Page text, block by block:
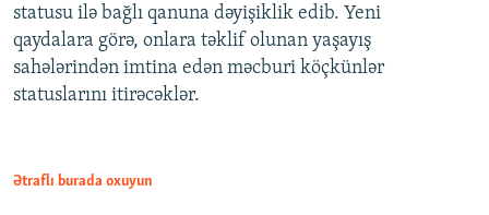
480p
720p
statusu ilə bağlı qanuna dəyişiklik edib. Yeni
qaydalara görə, onlara təklif olunan yaşayış
sahələrindən imtina edən məcburi köçkünlər
statuslarını itirəcəklər.
Ətraflı burada oxuyun